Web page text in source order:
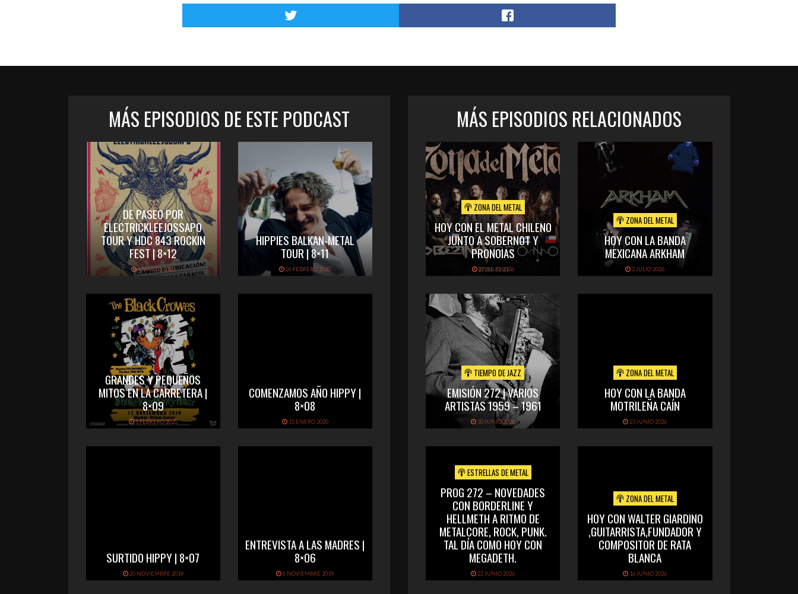
MÁS EPISODIOS DE ESTE PODCAST
DE PASEO POR
ELECTRICKLEEJOSSAPO
TOUR Y HDC 843 ROCKIN
FEST | 8×12
4 MARZO 2020
HIPPIES BALKAN-METAL
TOUR | 8×11
26 FEBRERO 2020
GRANDES Y PEQUEÑOS
MITOS EN LA CARRETERA |
8×09
5 FEBRERO 2020
COMENZAMOS AÑO HIPPY |
8×08
15 ENERO 2020
SURTIDO HIPPY | 8×07
20 NOVIEMBRE 2019
ENTREVISTA A LAS MADRES |
8×06
6 NOVIEMBRE 2019
MÁS EPISODIOS RELACIONADOS
ZONA DEL METAL
HOY CON EL METAL CHILENO
JUNTO A SOBERNOT Y
PRONOIAS
27 JULIO 2026
ZONA DEL METAL
HOY CON LA BANDA
MEXICANA ARKHAM
2 JULIO 2026
TIEMPO DE JAZZ
EMISIÓN 272 | VARIOS
ARTISTAS 1959 – 1961
30 JUNIO 2026
ZONA DEL METAL
HOY CON LA BANDA
MOTRILEÑA CAÍN
23 JUNIO 2026
ESTRELLAS DE METAL
PROG 272 – NOVEDADES
CON BORDERLINE Y
HELLMETH A RITMO DE
METALCORE, ROCK, PUNK.
TAL DÍA COMO HOY CON
MEGADETH.
22 JUNIO 2026
ZONA DEL METAL
HOY CON WALTER GIARDINO
,GUITARRISTA,FUNDADOR Y
COMPOSITOR DE RATA
BLANCA
16 JUNIO 2026